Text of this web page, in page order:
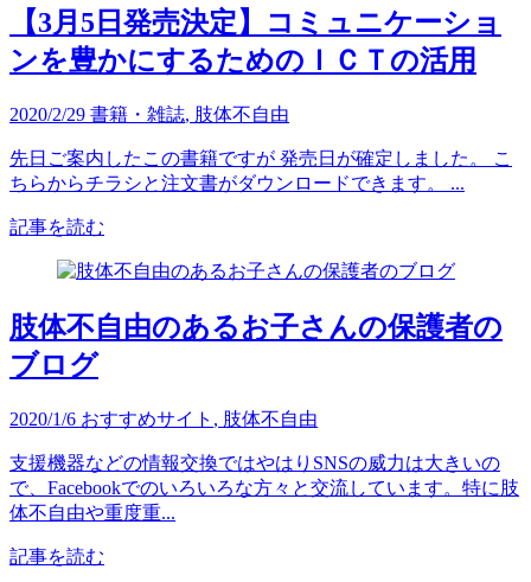
【3月5日発売決定】コミュニケーショ
ンを豊かにするためのＩＣＴの活用
2020/2/29 書籍・雑誌, 肢体不自由
先日ご案内したこの書籍ですが 発売日が確定しました。 こ
ちらからチラシと注文書がダウンロードできます。 ...
記事を読む
肢体不自由のあるお子さんの保護者の
ブログ
2020/1/6 おすすめサイト , 肢体不自由
支援機器などの情報交換ではやはりSNSの威力は大きいの
で、Facebookでのいろいろな方々と交流しています。特に肢
体不自由や重度重...
記事を読む